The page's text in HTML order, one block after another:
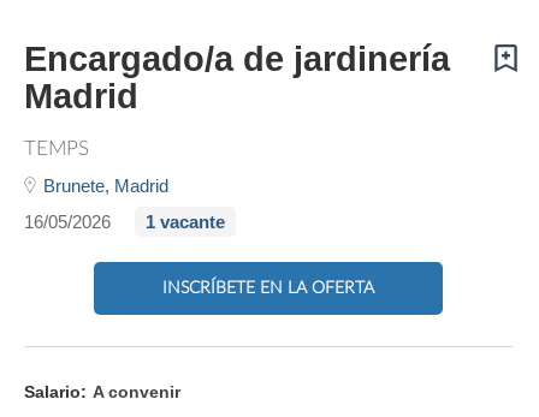
Encargado/a de jardinería
Madrid
TEMPS
Brunete, Madrid
16/05/2026
1 vacante
INSCRÍBETE EN LA OFERTA
Salario: A convenir